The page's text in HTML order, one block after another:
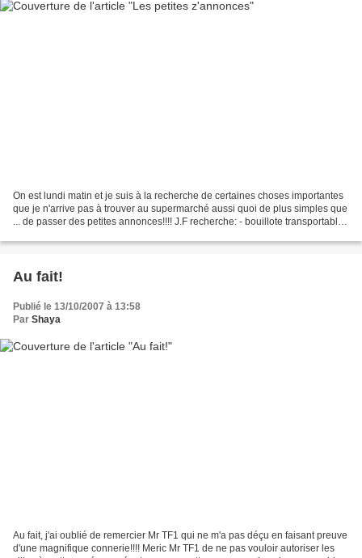
On est lundi matin et je suis à la recherche de certaines choses importantes
que je n'arrive pas à trouver au supermarché aussi quoi de plus simples que
... de passer des petites annonces!!!! J.F recherche: - bouillote transportable
Au fait!
Publié le 13/10/2007 à 13:58
Par Shaya
Au fait, j'ai oublié de remercier Mr TF1 qui ne m'a pas déçu en faisant preuve
d'une magnifique connerie!!!! Meric Mr TF1 de ne pas vouloir autoriser les